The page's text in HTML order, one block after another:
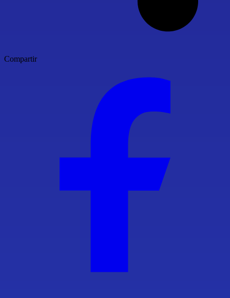
Compartir